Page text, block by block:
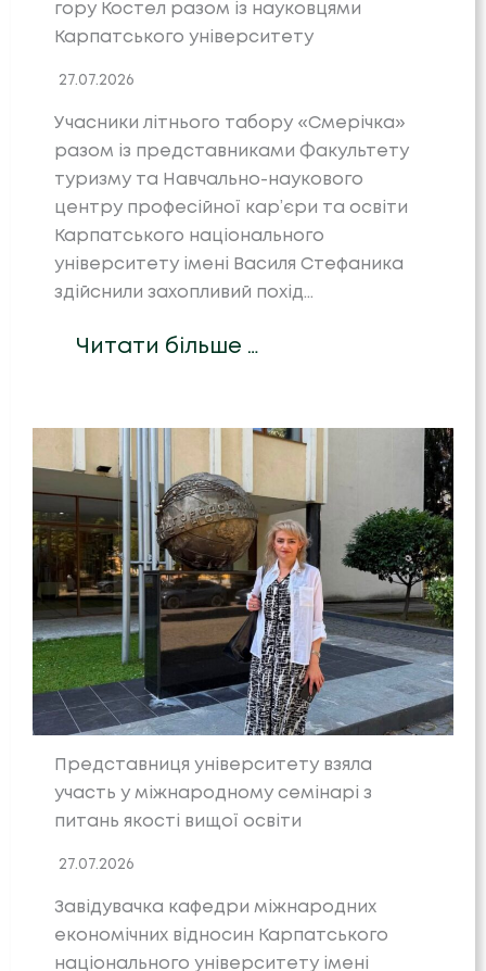
гору Костел разом із науковцями
Карпатського університету
27.07.2026
Учасники літнього табору «Смерічка»
разом із представниками Факультету
туризму та Навчально-наукового
центру професійної кар’єри та освіти
Карпатського національного
університету імені Василя Стефаника
здійснили захопливий похід…
Читати більше …
Представниця університету взяла
участь у міжнародному семінарі з
питань якості вищої освіти
27.07.2026
Завідувачка кафедри міжнародних
економічних відносин Карпатського
національного університету імені